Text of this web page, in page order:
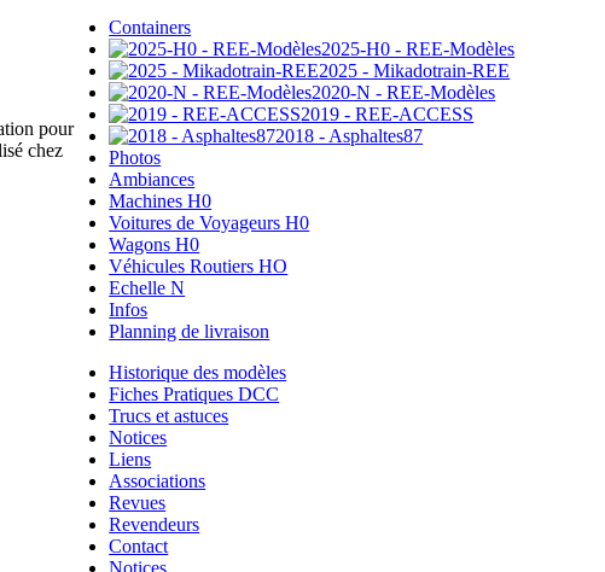
pour
chez
Containers
2025-H0 - REE-Modèles
2025 - Mikadotrain-REE
2020-N - REE-Modèles
2019 - REE-ACCESS
2018 - Asphaltes87
Photos
Ambiances
Machines H0
Voitures de Voyageurs H0
Wagons H0
Véhicules Routiers HO
Echelle N
Infos
Planning de livraison
Historique des modèles
Fiches Pratiques DCC
Trucs et astuces
Notices
Liens
Associations
Revues
Revendeurs
Contact
Notices